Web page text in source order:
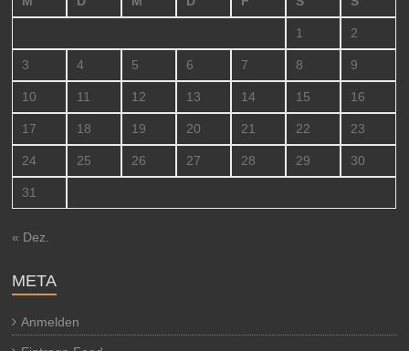
1 2
3 4 5 6 7 8 9
10 11 12 13 14 15 16
17 18 19 20 21 22 23
24 25 26 27 28 29 30
31
« Dez.
META
Anmelden